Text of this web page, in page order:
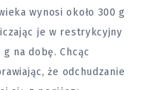
wynosi około 300 g
je w restrykcyjny
na dobę. Chcąc
że odchudzanie